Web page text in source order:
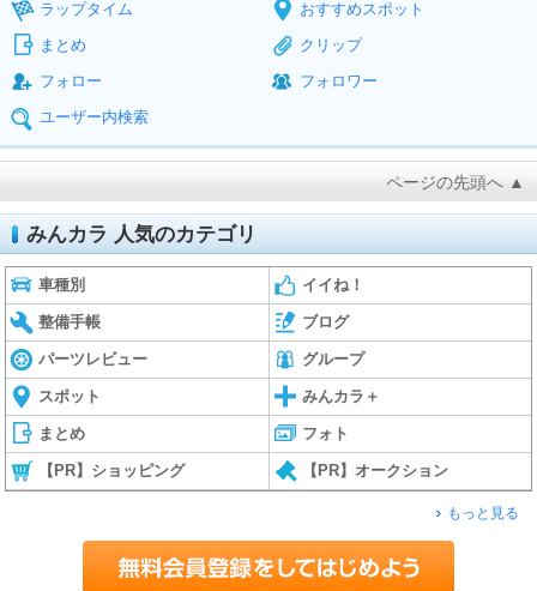
ラップタイム
おすすめスポット
まとめ
クリップ
フォロー
フォロワー
ユーザー内検索
ページの先頭へ ▲
みんカラ 人気のカテゴリ
車種別 イイね！
整備手帳 ブログ
パーツレビュー グループ
スポット みんカラ＋
まとめ フォト
【PR】ショッピング 【PR】オークション
もっと見る